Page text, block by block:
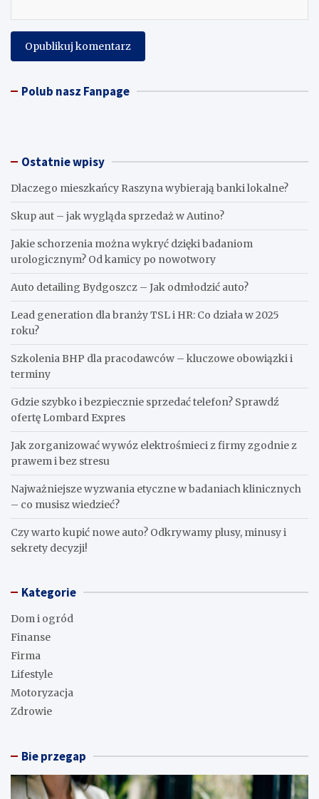
Polub nasz Fanpage
Ostatnie wpisy
Dlaczego mieszkańcy Raszyna wybierają banki lokalne?
Skup aut – jak wygląda sprzedaż w Autino?
Jakie schorzenia można wykryć dzięki badaniom
urologicznym? Od kamicy po nowotwory
Auto detailing Bydgoszcz – Jak odmłodzić auto?
Lead generation dla branży TSL i HR: Co działa w 2025
roku?
Szkolenia BHP dla pracodawców – kluczowe obowiązki i
terminy
Gdzie szybko i bezpiecznie sprzedać telefon? Sprawdź
ofertę Lombard Expres
Jak zorganizować wywóz elektrośmieci z firmy zgodnie z
prawem i bez stresu
Najważniejsze wyzwania etyczne w badaniach klinicznych
– co musisz wiedzieć?
Czy warto kupić nowe auto? Odkrywamy plusy, minusy i
sekrety decyzji!
Kategorie
Dom i ogród
Finanse
Firma
Lifestyle
Motoryzacja
Zdrowie
Bie przegap